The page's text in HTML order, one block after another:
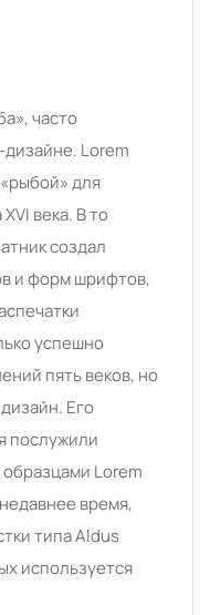
часто
Lorem
для
века. В то
создал
и форм шрифтов,
успешно
пять веков, но
Его
послужили
Lorem
время,
типа Aldus
используется